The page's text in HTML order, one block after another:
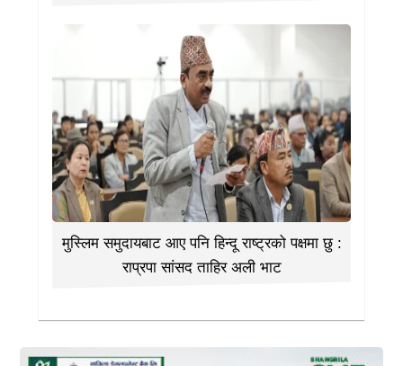
मुस्लिम समुदायबाट आए पनि हिन्दू राष्ट्रको पक्षमा छु :
राप्रपा सांसद ताहिर अली भाट